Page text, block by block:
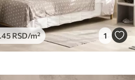
.45 RSD/m² 1